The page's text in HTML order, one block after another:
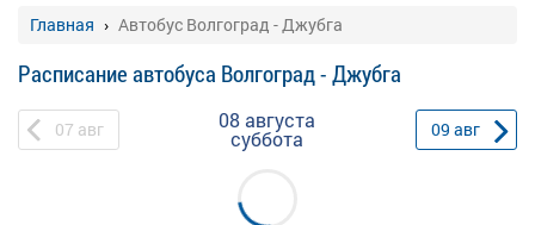
Главная Автобус Волгоград - Джубга
Расписание автобуса Волгоград - Джубга
07 авг 08 августа
суббота 09 авг